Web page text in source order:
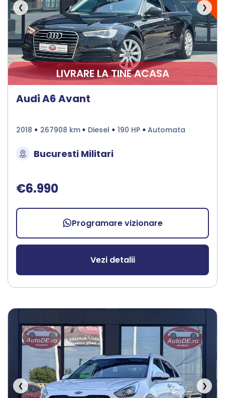
❮ ❯
LIVRARE LA TINE ACASA
Audi A6 Avant
2018 267908 km Diesel 190 HP Automata
Bucuresti Militari
€6.990
Programare vizionare
Vezi detalii
❮ ❯